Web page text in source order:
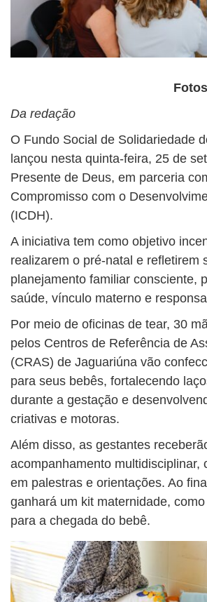
Da redação
O Fundo Social de Solidariedade
lançou nesta quinta-feira, 25 de
Presente de Deus, em parceria
Compromisso com o
(ICDH).
A iniciativa tem como objetivo
realizarem o pré-natal e refletirem
planejamento familiar consciente,
saúde, vínculo materno e
Por meio de oficinas de tear, 30
pelos Centros de Referência de
(CRAS) de Jaguariúna vão
para seus bebês, fortalecendo
durante a gestação e
criativas e motoras.
Além disso, as gestantes
acompanhamento multidisciplinar,
em palestras e orientações. Ao
ganhará um kit maternidade,
para a chegada do bebê.